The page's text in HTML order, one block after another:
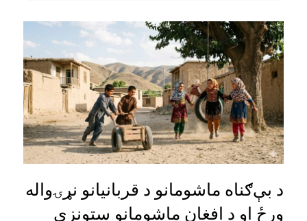
د بې‌ګناه ماشومانو د قربانیانو نړۍواله
ورځ او د افغان ماشومانو ستونزې